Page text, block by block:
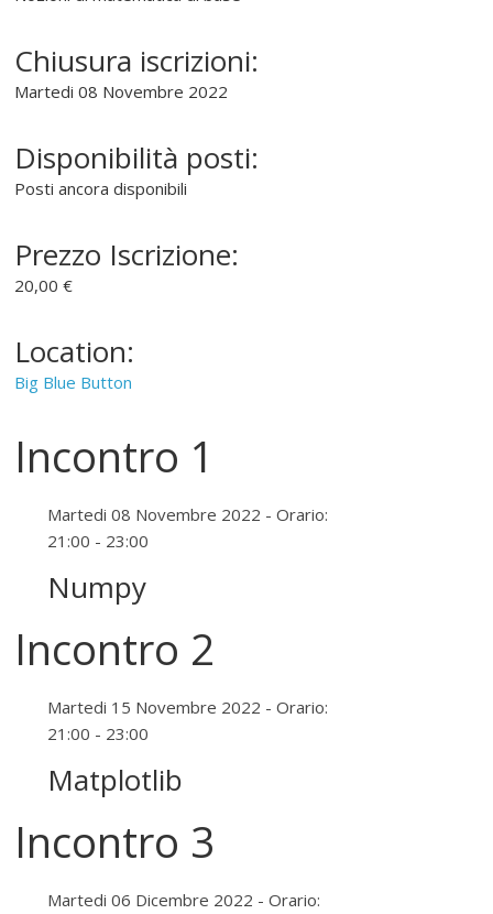
"
Chiusura iscrizioni:
Martedi 08 Novembre 2022
Disponibilità posti:
Posti ancora disponibili
Prezzo Iscrizione:
20,00 €
Location:
Big Blue Button
Incontro 1
Martedi 08 Novembre 2022 - Orario:
21:00 - 23:00
Numpy
Incontro 2
Martedi 15 Novembre 2022 - Orario:
21:00 - 23:00
Matplotlib
Incontro 3
Martedi 06 Dicembre 2022 - Orario: